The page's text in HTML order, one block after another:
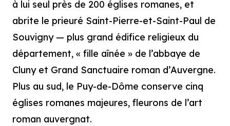
à lui seul près de 200 églises romanes, et
abrite le prieuré Saint-Pierre-et-Saint-Paul de
Souvigny — plus grand édifice religieux du
département, « fille aînée » de l’abbaye de
Cluny et Grand Sanctuaire roman d’Auvergne.
Plus au sud, le Puy-de-Dôme conserve cinq
églises romanes majeures, fleurons de l’art
roman auvergnat.